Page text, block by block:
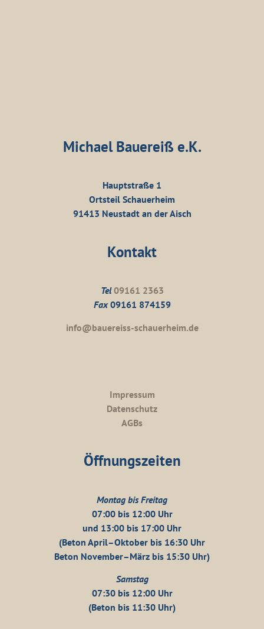
Michael Bauereiß e.K.
Hauptstraße 1
Ortsteil Schauerheim
91413 Neustadt an der Aisch
Kontakt
Tel 09161 2363
Fax09161 874159
info@bauereiss-schauerheim.de
Impressum
Datenschutz
AGBs
Öffnungszeiten
Montag bis Freitag
07:00 bis 12:00 Uhr
und 13:00 bis 17:00 Uhr
(Beton April–Oktober bis 16:30 Uhr
Beton November–März bis 15:30 Uhr)
Samstag
07:30 bis 12:00 Uhr
(Beton bis 11:30 Uhr)